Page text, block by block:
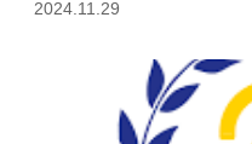
2024.11.29